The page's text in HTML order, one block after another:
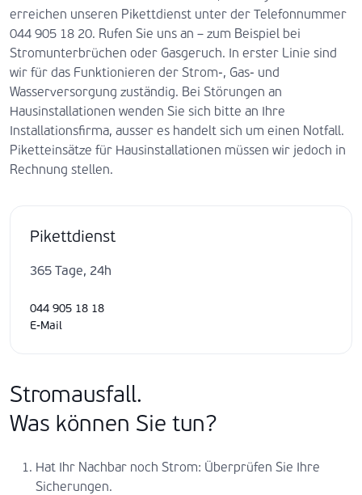
erreichen unseren Pikettdienst unter der Telefonnummer
044 905 18 20. Rufen Sie uns an – zum Beispiel bei
Stromunterbrüchen oder Gasgeruch. In erster Linie sind
wir für das Funktionieren der Strom-, Gas- und
Wasserversorgung zuständig. Bei Störungen an
Hausinstallationen wenden Sie sich bitte an Ihre
Installationsfirma, ausser es handelt sich um einen Notfall.
Piketteinsätze für Hausinstallationen müssen wir jedoch in
Rechnung stellen.
Pikettdienst
365 Tage, 24h
044 905 18 18
E-Mail
Stromausfall.
Was können Sie tun?
Hat Ihr Nachbar noch Strom: Überprüfen Sie Ihre
Sicherungen.